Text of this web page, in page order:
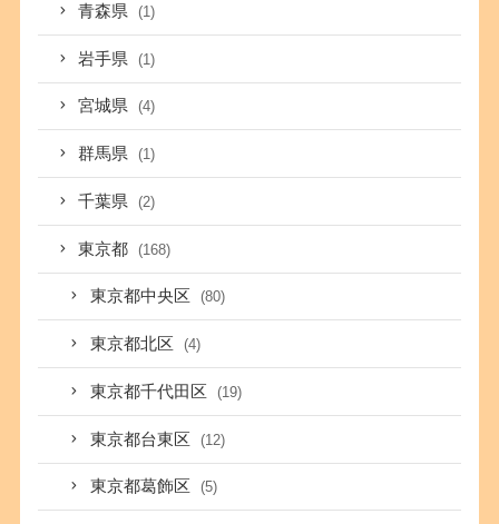
青森県 (1)
岩手県 (1)
宮城県 (4)
群馬県 (1)
千葉県 (2)
東京都 (168)
東京都中央区 (80)
東京都北区 (4)
東京都千代田区 (19)
東京都台東区 (12)
東京都葛飾区 (5)